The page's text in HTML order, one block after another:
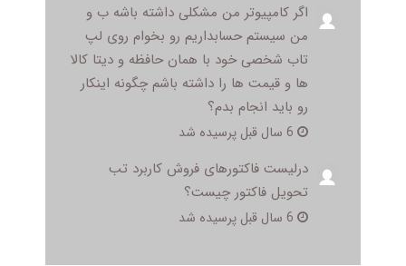
اگر کامپیوتر من مشکلی داشته باشه ب و
من سیستم حسابداریم رو بخوام روی لپ
تاب شخصی خود با همان حافظه و دیتا کالا
ها و قیمت ها را داشته باشم چگونه اینکار
رو باید انجام بدم؟
درلیست فاکتورهای فروش کاربرد تب
تحویل فاکتور چیست؟